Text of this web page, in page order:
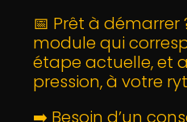
📅 Prêt à démarrer
module qui
étape actuelle, et
pression, à votre
➡️ Besoin d’un